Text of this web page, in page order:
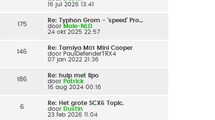
16 jul 2026 13:41
175
Re: Typhon Grom - 'speed' Pro…
door Mole-NLD
24 okt 2025 22:57
146
Re: Tamiya M01 Mini Cooper
door PaulDefenderTRX4
07 jan 2022 21:36
186
Re: hulp met lipo
door Patrick
16 aug 2024 00:16
6
Re: Het grote SCX6 Topic.
door Dustin
23 feb 2026 11:04